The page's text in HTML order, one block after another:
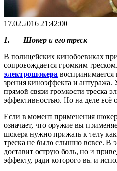
17.02.2016 21:42:00
1. Шокер и его треск
В полицейских кинобоевиках
сопровождается громким
электрошокера воспринимается
зрения киноэффекта и антуража.
прямой связи громкости треска
эффективностью. Но на деле всё
Если в момент применения
означает, что оружие вы
шокера нужно прижать к телу
треска не было слышно вовсе. В
доставит острую боль, но и
эффекту, ради которого вы и